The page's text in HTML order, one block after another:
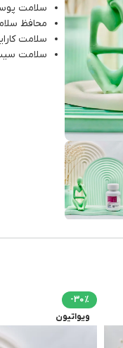
سلامت
محافظ
سلامت
سلامت
-30%
ویواتیون